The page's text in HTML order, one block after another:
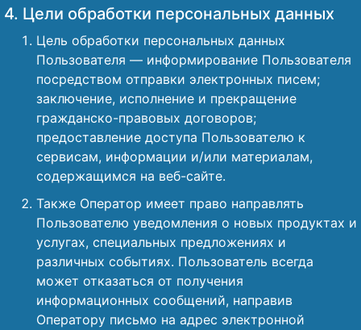
4. Цели обработки персональных данных
Цель обработки персональных данных
Пользователя — информирование Пользователя
посредством отправки электронных писем;
заключение, исполнение и прекращение
гражданско-правовых договоров;
предоставление доступа Пользователю к
сервисам, информации и/или материалам,
содержащимся на веб-сайте.
Также Оператор имеет право направлять
Пользователю уведомления о новых продуктах и
услугах, специальных предложениях и
различных событиях. Пользователь всегда
может отказаться от получения
информационных сообщений, направив
Оператору письмо на адрес электронной